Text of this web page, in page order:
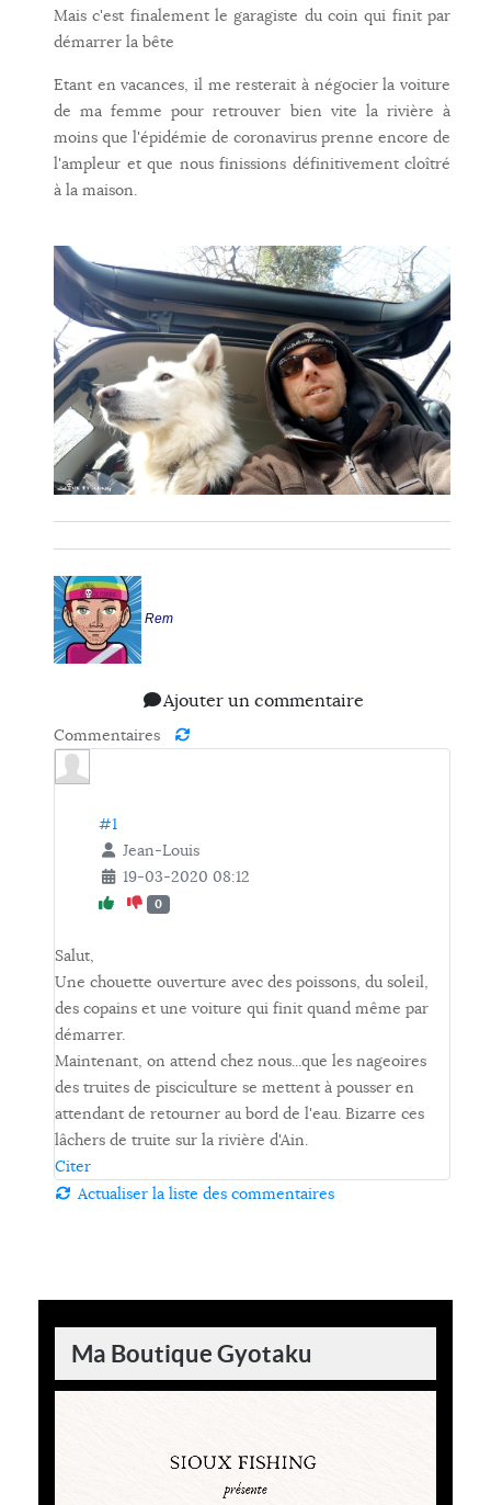
Mais c'est finalement le garagiste du coin qui finit par
démarrer la bête
Etant en vacances, il me resterait à négocier la voiture
de ma femme pour retrouver bien vite la rivière à
moins que l'épidémie de coronavirus prenne encore de
l'ampleur et que nous finissions définitivement cloîtré
à la maison.
Rem
Ajouter un commentaire
Commentaires
#1
Jean-Louis
19-03-2020 08:12
0
Salut,
Une chouette ouverture avec des poissons, du soleil,
des copains et une voiture qui finit quand même par
démarrer.
Maintenant, on attend chez nous...que les nageoires
des truites de pisciculture se mettent à pousser en
attendant de retourner au bord de l'eau. Bizarre ces
lâchers de truite sur la rivière d'Ain.
Citer
Actualiser la liste des commentaires
Ma Boutique Gyotaku